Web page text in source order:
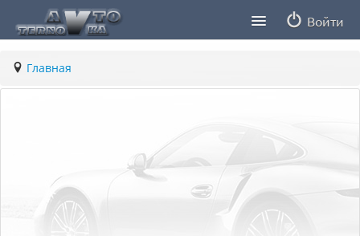
Войти
Статьи
Главная